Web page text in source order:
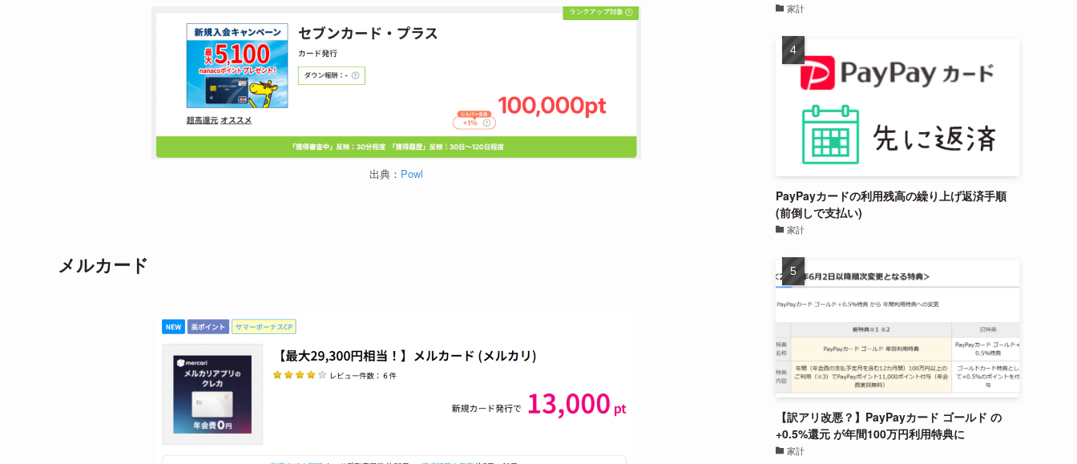
出典： Powl
メルカード
家計
PayPayカードの利用残高の繰り上げ返済手順
(前倒しで支払い)
家計
【訳アリ改悪？】PayPayカード ゴールド の
+0.5%還元 が年間100万円利用特典に
家計